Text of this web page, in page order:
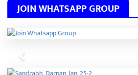
JOIN WHATSAPP GROUP
Previous